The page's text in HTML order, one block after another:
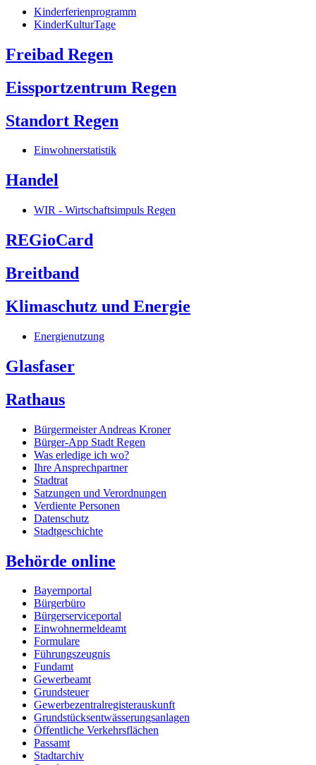
Kinderferienprogramm
KinderKulturTage
Freibad Regen
Eissportzentrum Regen
Standort Regen
Einwohnerstatistik
Handel
WIR - Wirtschaftsimpuls Regen
REGioCard
Breitband
Klimaschutz und Energie
Energienutzung
Glasfaser
Rathaus
Bürgermeister Andreas Kroner
Bürger-App Stadt Regen
Was erledige ich wo?
Ihre Ansprechpartner
Stadtrat
Satzungen und Verordnungen
Verdiente Personen
Datenschutz
Stadtgeschichte
Behörde online
Bayernportal
Bürgerbüro
Bürgerserviceportal
Einwohnermeldeamt
Formulare
Führungszeugnis
Fundamt
Gewerbeamt
Grundsteuer
Gewerbezentralregisterauskunft
Grundstücksentwässerungsanlagen
Öffentliche Verkehrsflächen
Passamt
Stadtarchiv